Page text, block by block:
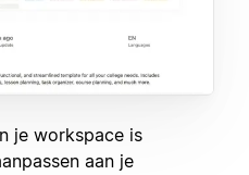
je workspace is
aan je